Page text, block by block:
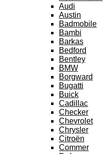
Audi
Austin
Badmobile
Bambi
Barkas
Bedford
Bentley
BMW
Borgward
Bugatti
Buick
Cadillac
Checker
Chevrolet
Chrysler
Citroën
Commer